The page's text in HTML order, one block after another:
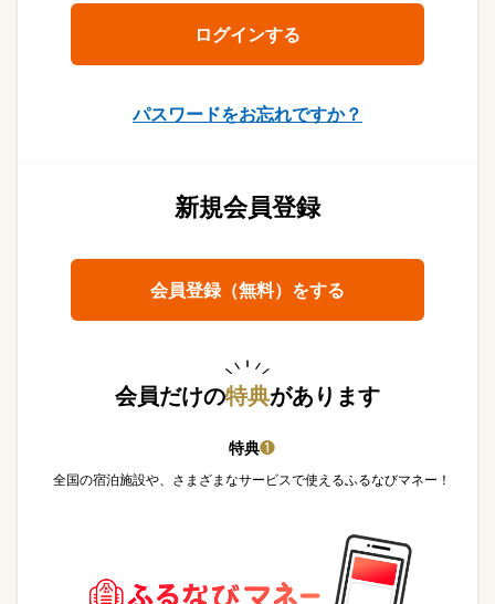
パスワードをお忘れですか？
新規会員登録
会員登録（無料）をする
会員だけの特典があります
特典❶
全国の宿泊施設や、さまざまなサービスで使えるふるなびマネー！